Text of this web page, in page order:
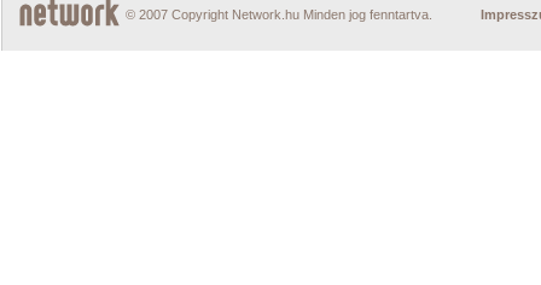
© 2007 Copyright Network.hu Minden jog fenntartva.